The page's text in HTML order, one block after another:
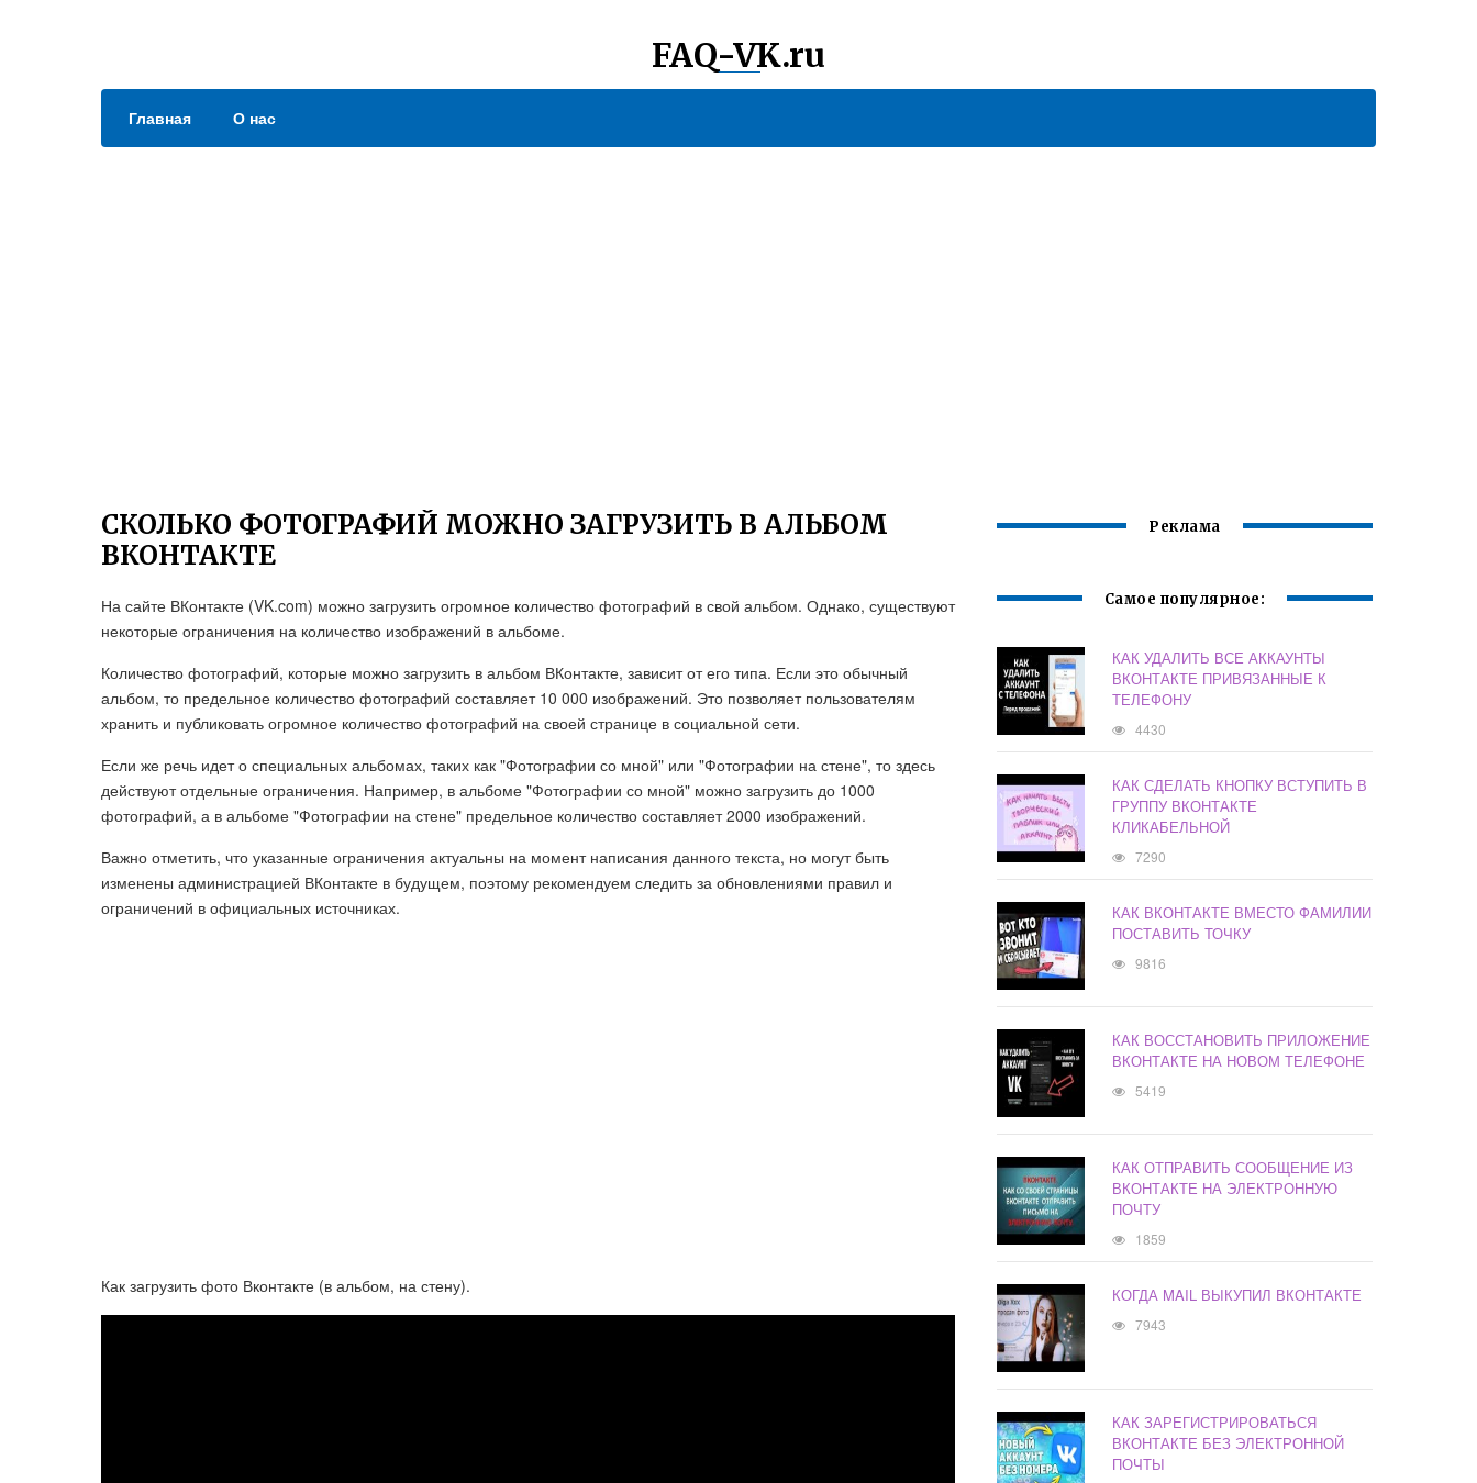
FAQ-VK.ru
Главная О нас
СКОЛЬКО ФОТОГРАФИЙ МОЖНО ЗАГРУЗИТЬ В АЛЬБОМ
ВКОНТАКТЕ
На сайте ВКонтакте (VK.com) можно загрузить огромное количество фотографий в свой альбом. Однако, существуют
некоторые ограничения на количество изображений в альбоме.
Количество фотографий, которые можно загрузить в альбом ВКонтакте, зависит от его типа. Если это обычный
альбом, то предельное количество фотографий составляет 10 000 изображений. Это позволяет пользователям
хранить и публиковать огромное количество фотографий на своей странице в социальной сети.
Если же речь идет о специальных альбомах, таких как "Фотографии со мной" или "Фотографии на стене", то здесь
действуют отдельные ограничения. Например, в альбоме "Фотографии со мной" можно загрузить до 1000
фотографий, а в альбоме "Фотографии на стене" предельное количество составляет 2000 изображений.
Важно отметить, что указанные ограничения актуальны на момент написания данного текста, но могут быть
изменены администрацией ВКонтакте в будущем, поэтому рекомендуем следить за обновлениями правил и
ограничений в официальных источниках.
Как загрузить фото Вконтакте (в альбом, на стену).
Реклама
Самое популярное:
КАК УДАЛИТЬ ВСЕ АККАУНТЫ
ВКОНТАКТЕ ПРИВЯЗАННЫЕ К
ТЕЛЕФОНУ
4430
КАК СДЕЛАТЬ КНОПКУ ВСТУПИТЬ В
ГРУППУ ВКОНТАКТЕ
КЛИКАБЕЛЬНОЙ
7290
КАК ВКОНТАКТЕ ВМЕСТО ФАМИЛИИ
ПОСТАВИТЬ ТОЧКУ
9816
КАК ВОССТАНОВИТЬ ПРИЛОЖЕНИЕ
ВКОНТАКТЕ НА НОВОМ ТЕЛЕФОНЕ
5419
КАК ОТПРАВИТЬ СООБЩЕНИЕ ИЗ
ВКОНТАКТЕ НА ЭЛЕКТРОННУЮ
ПОЧТУ
1859
КОГДА MAIL ВЫКУПИЛ ВКОНТАКТЕ
7943
КАК ЗАРЕГИСТРИРОВАТЬСЯ
ВКОНТАКТЕ БЕЗ ЭЛЕКТРОННОЙ
ПОЧТЫ